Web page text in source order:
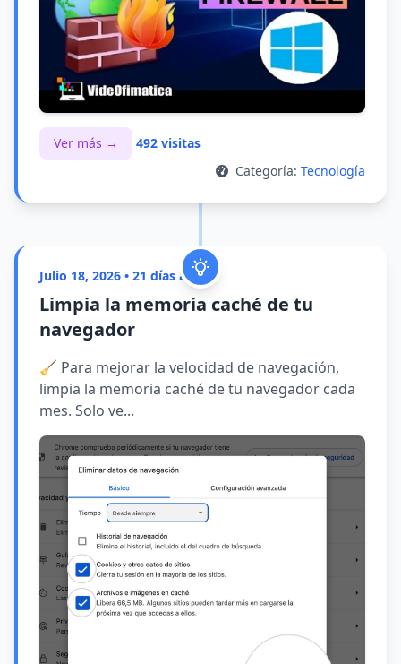
Ver más →
492 visitas
Categoría: Tecnología
Julio 18, 2026 • 21 días atrás
Limpia la memoria caché de tu
navegador
🧹 Para mejorar la velocidad de navegación,
limpia la memoria caché de tu navegador cada
mes. Solo ve...